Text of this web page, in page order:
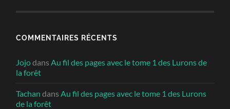
COMMENTAIRES RÉCENTS
Jojodans Au fil des pages avec le tome 1 des Lurons de
la forêt
Tachan dans Au fil des pages avec le tome 1 des Lurons
de la forêt